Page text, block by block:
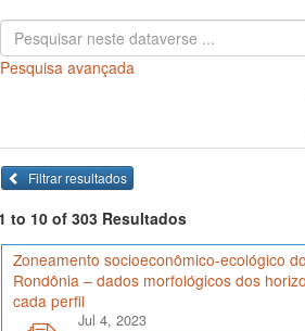
Pesquisa avançada
Filtrar resultados
to 10 of 303 Resultados
Zoneamento socioeconômico-ecológico
Rondônia – dados morfológicos dos
cada perfil
Jul 4, 2023